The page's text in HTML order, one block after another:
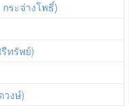
ระจ่างโพธิ์)
ทรัพย์)
วงษ์)